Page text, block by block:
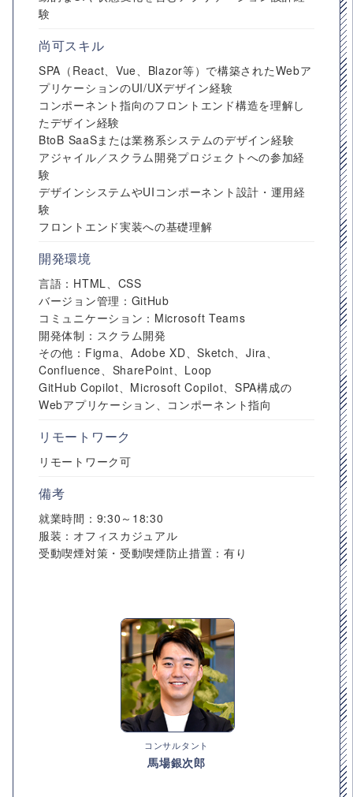
験
尚可スキル
SPA（React、Vue、Blazor等）で構築されたWebア
プリケーションのUI/UXデザイン経験
コンポーネント指向のフロントエンド構造を理解し
たデザイン経験
BtoB SaaSまたは業務系システムのデザイン経験
アジャイル／スクラム開発プロジェクトへの参加経
験
デザインシステムやUIコンポーネント設計・運用経
験
フロントエンド実装への基礎理解
開発環境
言語：HTML、CSS
バージョン管理：GitHub
コミュニケーション：Microsoft Teams
開発体制：スクラム開発
その他：Figma、Adobe XD、Sketch、Jira、
Confluence、SharePoint、Loop
GitHub Copilot、Microsoft Copilot、SPA構成の
Webアプリケーション、コンポーネント指向
リモートワーク
リモートワーク可
備考
就業時間：9:30～18:30
服装：オフィスカジュアル
受動喫煙対策・受動喫煙防止措置：有り
コンサルタント
馬場銀次郎